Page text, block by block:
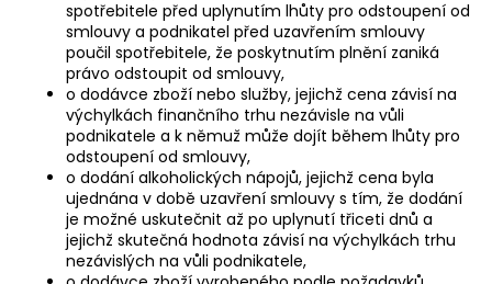
spotřebitele před uplynutím lhůty pro odstoupení od
smlouvy a podnikatel před uzavřením smlouvy
poučil spotřebitele, že poskytnutím plnění zaniká
právo odstoupit od smlouvy,
o dodávce zboží nebo služby, jejichž cena závisí na
výchylkách finančního trhu nezávisle na vůli
podnikatele a k němuž může dojít během lhůty pro
odstoupení od smlouvy,
o dodání alkoholických nápojů, jejichž cena byla
ujednána v době uzavření smlouvy s tím, že dodání
je možné uskutečnit až po uplynutí třiceti dnů a
jejichž skutečná hodnota závisí na výchylkách trhu
nezávislých na vůli podnikatele,